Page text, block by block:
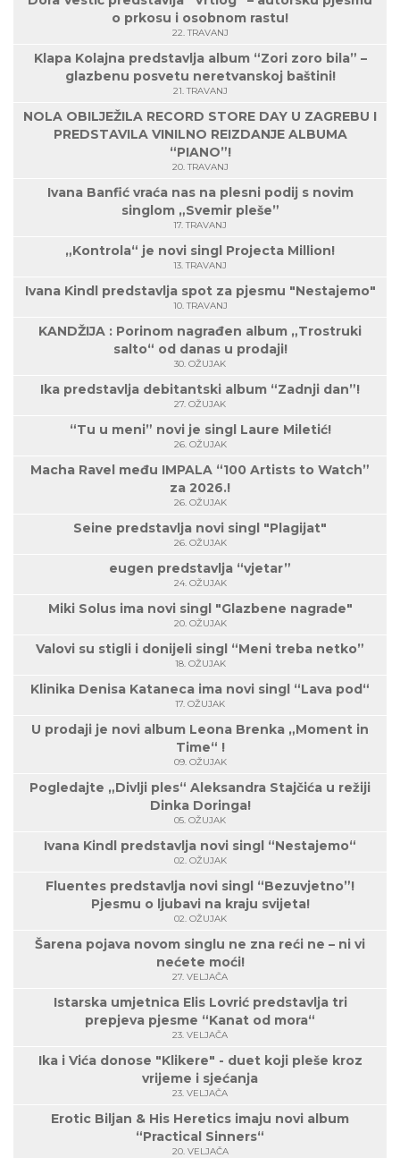
o prkosu i osobnom rastu!
22. TRAVANJ
Klapa Kolajna predstavlja album “Zori zoro bila” –
glazbenu posvetu neretvanskoj baštini!
21. TRAVANJ
NOLA OBILJEŽILA RECORD STORE DAY U ZAGREBU I
PREDSTAVILA VINILNO REIZDANJE ALBUMA
“PIANO”!
20. TRAVANJ
Ivana Banfić vraća nas na plesni podij s novim
singlom „Svemir pleše”
17. TRAVANJ
„Kontrola“ je novi singl Projecta Million!
13. TRAVANJ
Ivana Kindl predstavlja spot za pjesmu "Nestajemo"
10. TRAVANJ
KANDŽIJA : Porinom nagrađen album „Trostruki
salto“ od danas u prodaji!
30. OŽUJAK
Ika predstavlja debitantski album “Zadnji dan”!
27. OŽUJAK
“Tu u meni” novi je singl Laure Miletić!
26. OŽUJAK
Macha Ravel među IMPALA “100 Artists to Watch”
za 2026.!
26. OŽUJAK
Seine predstavlja novi singl "Plagijat"
26. OŽUJAK
eugen predstavlja “vjetar”
24. OŽUJAK
Miki Solus ima novi singl "Glazbene nagrade"
20. OŽUJAK
Valovi su stigli i donijeli singl “Meni treba netko”
18. OŽUJAK
Klinika Denisa Kataneca ima novi singl “Lava pod“
17. OŽUJAK
U prodaji je novi album Leona Brenka „Moment in
Time“ !
09. OŽUJAK
Pogledajte „Divlji ples“ Aleksandra Stajčića u režiji
Dinka Doringa!
05. OŽUJAK
Ivana Kindl predstavlja novi singl “Nestajemo“
02. OŽUJAK
Fluentes predstavlja novi singl “Bezuvjetno”!
Pjesmu o ljubavi na kraju svijeta!
02. OŽUJAK
Šarena pojava novom singlu ne zna reći ne – ni vi
nećete moći!
27. VELJAČA
Istarska umjetnica Elis Lovrić predstavlja tri
prepjeva pjesme “Kanat od mora“
23. VELJAČA
Ika i Vića donose "Klikere" - duet koji pleše kroz
vrijeme i sjećanja
23. VELJAČA
Erotic Biljan & His Heretics imaju novi album
“Practical Sinners“
20. VELJAČA